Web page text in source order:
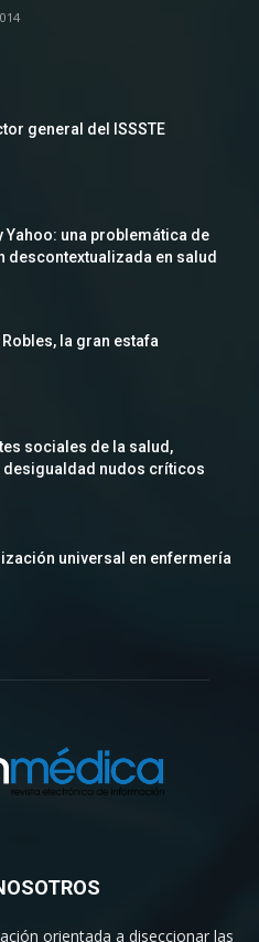
general del ISSSTE
Yahoo: una problemática de
descontextualizada en salud
la gran estafa
sociales de la salud,
desigualdad nudos críticos
universal en enfermería
orientada a diseccionar las